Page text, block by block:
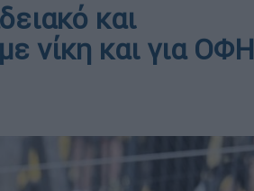
και
νίκη και για ΟΦΗ